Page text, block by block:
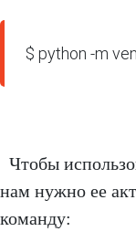
$ python -m
Чтобы
нам нужно ее
команду: